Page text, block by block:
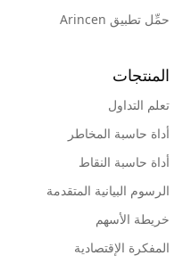
حمِّل تطبيق Arincen
المنتجات
تعلم التداول
أداة حاسبة المخاطر
أداة حاسبة النقاط
الرسوم البيانية المتقدمة
خريطة الأسهم
المفكرة الإقتصادية